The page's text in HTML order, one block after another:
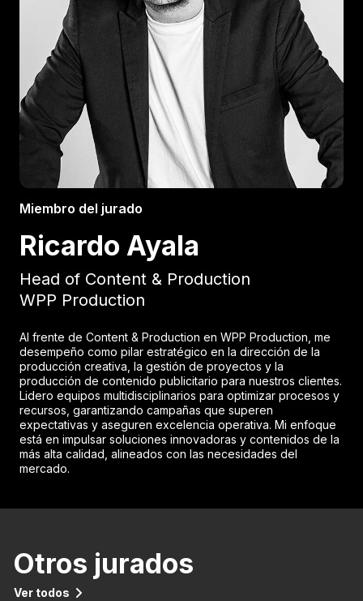
Miembro del jurado
Ricardo Ayala
Head of Content & Production
WPP Production
Al frente de Content & Production en WPP Production, me
desempeño como pilar estratégico en la dirección de la
producción creativa, la gestión de proyectos y la
producción de contenido publicitario para nuestros clientes.
Lidero equipos multidisciplinarios para optimizar procesos y
recursos, garantizando campañas que superen
expectativas y aseguren excelencia operativa. Mi enfoque
está en impulsar soluciones innovadoras y contenidos de la
más alta calidad, alineados con las necesidades del
mercado.
Otros jurados
Ver todos